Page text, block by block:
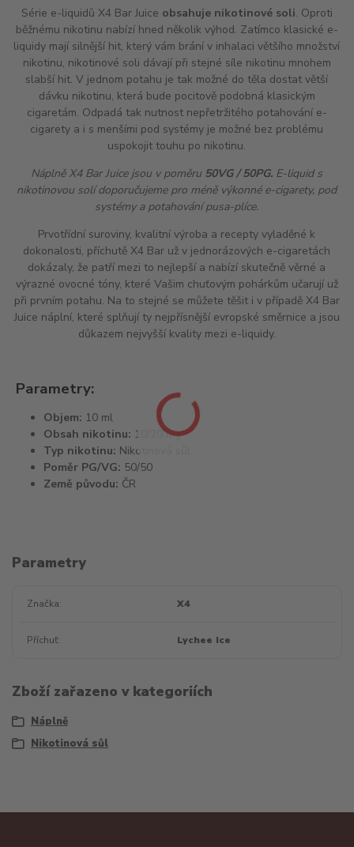
Série e-liquidů X4 Bar Juice obsahuje nikotinové soli. Oproti
běžnému nikotinu nabízí hned několik výhod. Zatímco klasické e-
liquidy mají silnější hit, který vám brání v inhalaci většího množství
nikotinu, nikotinové soli dávají při stejné síle nikotinu mnohem
slabší hit. V jednom potahu je tak možné do těla dostat větší
dávku nikotinu, která bude pocitově podobná klasickým
cigaretám. Odpadá tak nutnost nepřetržitého potahování e-
cigarety a i s menšími pod systémy je možné bez problému
uspokojit touhu po nikotinu.
Náplně X4 Bar Juice jsou v poměru 50VG / 50PG. E-liquid s
nikotinovou solí doporučujeme pro méně výkonné e-cigarety, pod
systémy a potahování pusa-plíce.
Prvotřídní suroviny, kvalitní výroba a recepty vyladěné k
dokonalosti, příchutě X4 Bar už v jednorázových e-cigaretách
dokázaly, že patří mezi to nejlepší a nabízí skutečně věrné a
výrazné ovocné tóny, které Vašim chuťovým pohárkům učarují už
při prvním potahu. Na to stejné se můžete těšit i v případě X4 Bar
Juice náplní, které splňují ty nejpřísnější evropské směrnice a jsou
důkazem nejvyšší kvality mezi e-liquidy.
Parametry:
Objem: 10 ml
Obsah nikotinu: 10/20 mg
Typ nikotinu: Nikotinová sůl
Poměr PG/VG: 50/50
Země původu: ČR
Parametry
Značka X4
Příchuť Lychee Ice
Zboží zařazeno v kategoriích
Náplně
Nikotinová sůl